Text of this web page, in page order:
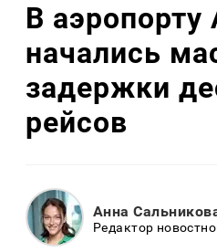
В аэропорту
начались
задержки
рейсов
Анна
Редактор